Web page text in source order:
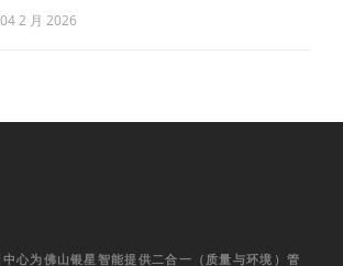
04 2 月 2026
心为佛山银星智能提供二合一（质量与环境）管